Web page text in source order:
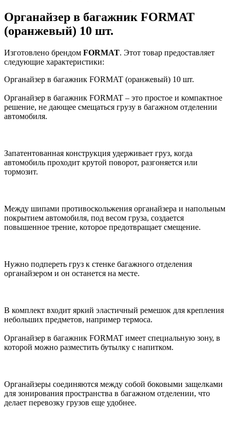
Органайзер в багажник FORMAT
(оранжевый) 10 шт.
Изготовлено брендом FORMAT. Этот товар предоставляет
следующие характеристики:
Органайзер в багажник FORMAT (оранжевый) 10 шт.
Органайзер в багажник FORMAT – это простое и компактное
решение, не дающее смещаться грузу в багажном отделении
автомобиля.
Запатентованная конструкция удерживает груз, когда
автомобиль проходит крутой поворот, разгоняется или
тормозит.
Между шипами противоскольжения органайзера и напольным
покрытием автомобиля, под весом груза, создается
повышенное трение, которое предотвращает смещение.
Нужно подпереть груз к стенке багажного отделения
органайзером и он останется на месте.
В комплект входит яркий эластичный ремешок для крепления
небольших предметов, например термоса.
Органайзер в багажник FORMAT имеет специальную зону, в
которой можно разместить бутылку с напитком.
Органайзеры соединяются между собой боковыми защелками
для зонирования пространства в багажном отделении, что
делает перевозку грузов еще удобнее.